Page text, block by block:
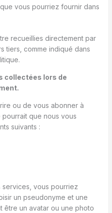
vous pourriez fournir dans
recueillies directement par
tiers, comme indiqué dans
collectées lors de
ou de vous abonner à
que nous vous
suivants :
services, vous pourriez
un pseudonyme et une
être un avatar ou une photo